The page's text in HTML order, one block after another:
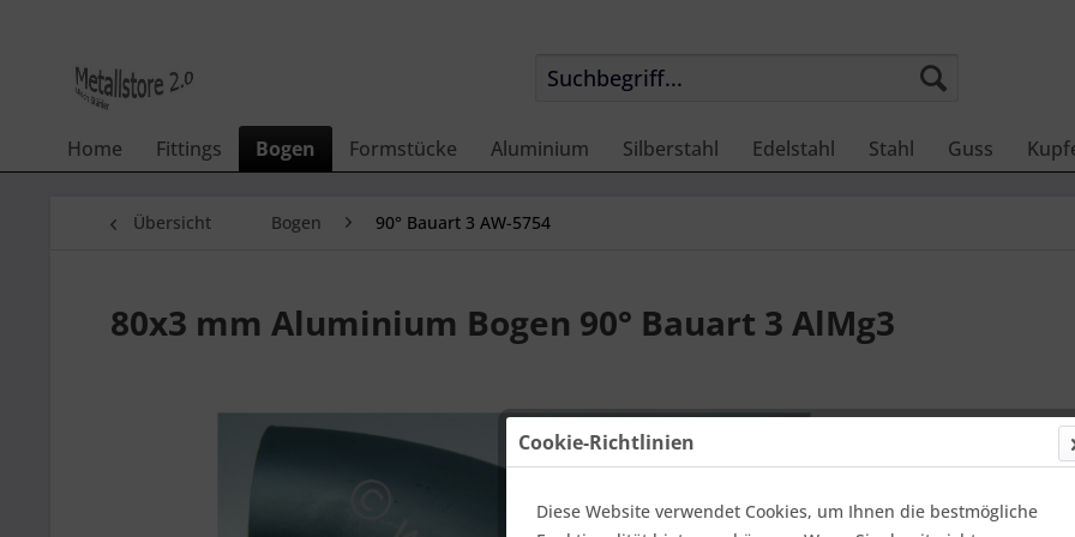
Home Fittings Bogen Formstücke Aluminium Silberstahl Edelstahl Stahl Guss
Übersicht Bogen 90° Bauart 3 AW-5754
80x3 mm Aluminium Bogen 90° Bauart 3 AlMg3
49,33
1
Online-
Cookie-Richtlinien
Diese Website verwendet Cookies, um Ihnen die bestmögliche